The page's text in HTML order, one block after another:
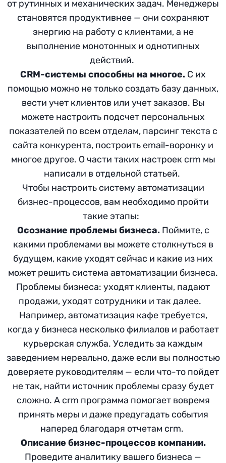
от рутинных и механических задач. Менеджеры
становятся продуктивнее — они сохраняют
энергию на работу с клиентами, а не
выполнение монотонных и однотипных
действий.
CRM-системы способны на многое. С их
помощью можно не только создать базу данных,
вести учет клиентов или учет заказов. Вы
можете настроить подсчет персональных
показателей по всем отделам, парсинг текста с
сайта конкурента, построить email-воронку и
многое другое. О части таких настроек crm мы
написали в отдельной статьей.
Чтобы настроить систему автоматизации
бизнес-процессов, вам необходимо пройти
такие этапы:
Осознание проблемы бизнеса.Поймите, с
какими проблемами вы можете столкнуться в
будущем, какие уходят сейчас и какие из них
может решить система автоматизации бизнеса.
Проблемы бизнеса: уходят клиенты, падают
продажи, уходят сотрудники и так далее.
Например, автоматизация кафе требуется,
когда у бизнеса несколько филиалов и работает
курьерская служба. Уследить за каждым
заведением нереально, даже если вы полностью
доверяете руководителям — если что-то пойдет
не так, найти источник проблемы сразу будет
сложно. А crm программа помогает вовремя
принять меры и даже предугадать события
наперед благодаря отчетам crm.
Описание бизнес-процессов компании.
Проведите аналитику вашего бизнеса —